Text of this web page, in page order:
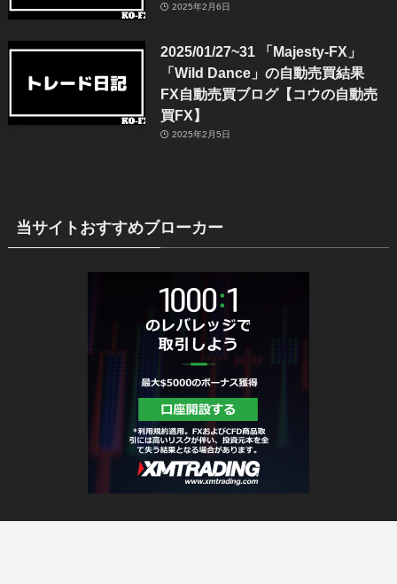
2025年2月6日
2025/01/27~31 「Majesty-FX」
「Wild Dance」の自動売買結果
FX自動売買ブログ【コウの自動売
買FX】
2025年2月5日
当サイトおすすめブローカー